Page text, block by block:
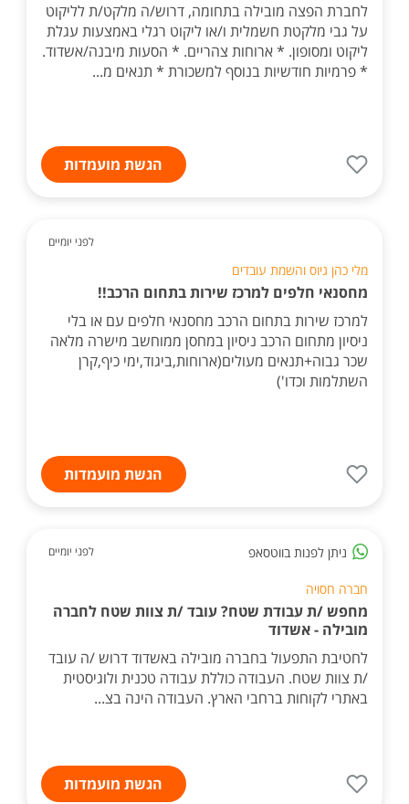
לחברת הפצה מובילה בתחומה, דרוש/ה מלקט/ת לליקוט
על גבי מלקטת חשמלית ו/או ליקוט רגלי באמצעות עגלת
ליקוט ומסופון. * ארוחות צהריים. * הסעות מיבנה/אשדוד.
* פרמיות חודשיות בנוסף למשכורת * תנאים מ...
הגשת מועמדות
לפני יומיים
מלי כהן גיוס והשמת עובדים
מחסנאי חלפים למרכז שירות בתחום הרכב!!
למרכז שירות בתחום הרכב מחסנאי חלפים עם או בלי
ניסיון מתחום הרכב ניסיון במחסן ממוחשב מישרה מלאה
שכר גבוה+תנאים מעולים(ארוחות,ביגוד,ימי כיף,קרן
השתלמות וכדו')
הגשת מועמדות
ניתן לפנות בווטסאפ לפני יומיים
חברה חסויה
מחפש /ת עבודת שטח? עובד /ת צוות שטח לחברה
מובילה - אשדוד
לחטיבת התפעול בחברה מובילה באשדוד דרוש /ה עובד
/ת צוות שטח. העבודה כוללת עבודה טכנית ולוגיסטית
באתרי לקוחות ברחבי הארץ. העבודה הינה בצ...
הגשת מועמדות